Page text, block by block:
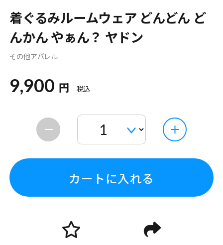
着ぐるみルームウェア どんどん ど
んかん やぁん？ ヤドン
その他アパレル
9,900 円 税込
カートに入れる